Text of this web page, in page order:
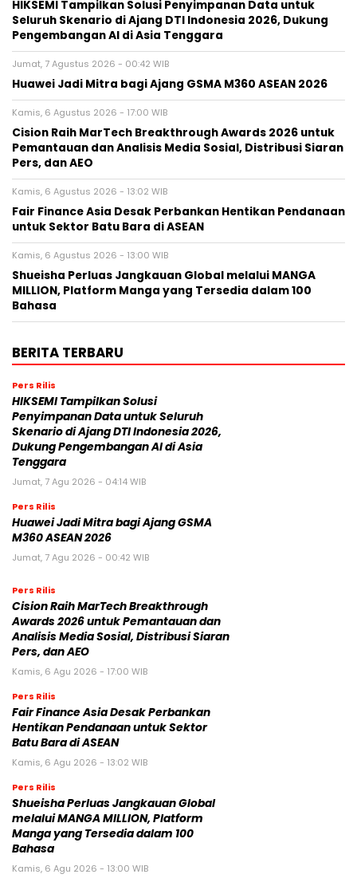
HIKSEMI Tampilkan Solusi Penyimpanan Data untuk
Seluruh Skenario di Ajang DTI Indonesia 2026, Dukung
Pengembangan AI di Asia Tenggara
Jumat, 7 Agustus 2026 - 00:42 WIB
Huawei Jadi Mitra bagi Ajang GSMA M360 ASEAN 2026
Kamis, 6 Agustus 2026 - 17:00 WIB
Cision Raih MarTech Breakthrough Awards 2026 untuk
Pemantauan dan Analisis Media Sosial, Distribusi Siaran
Pers, dan AEO
Kamis, 6 Agustus 2026 - 13:02 WIB
Fair Finance Asia Desak Perbankan Hentikan Pendanaan
untuk Sektor Batu Bara di ASEAN
Kamis, 6 Agustus 2026 - 13:00 WIB
Shueisha Perluas Jangkauan Global melalui MANGA
MILLION, Platform Manga yang Tersedia dalam 100
Bahasa
BERITA TERBARU
Pers Rilis
HIKSEMI Tampilkan Solusi
Penyimpanan Data untuk Seluruh
Skenario di Ajang DTI Indonesia 2026,
Dukung Pengembangan AI di Asia
Tenggara
Jumat, 7 Agu 2026 - 04:14 WIB
Pers Rilis
Huawei Jadi Mitra bagi Ajang GSMA
M360 ASEAN 2026
Jumat, 7 Agu 2026 - 00:42 WIB
Pers Rilis
Cision Raih MarTech Breakthrough
Awards 2026 untuk Pemantauan dan
Analisis Media Sosial, Distribusi Siaran
Pers, dan AEO
Kamis, 6 Agu 2026 - 17:00 WIB
Pers Rilis
Fair Finance Asia Desak Perbankan
Hentikan Pendanaan untuk Sektor
Batu Bara di ASEAN
Kamis, 6 Agu 2026 - 13:02 WIB
Pers Rilis
Shueisha Perluas Jangkauan Global
melalui MANGA MILLION, Platform
Manga yang Tersedia dalam 100
Bahasa
Kamis, 6 Agu 2026 - 13:00 WIB